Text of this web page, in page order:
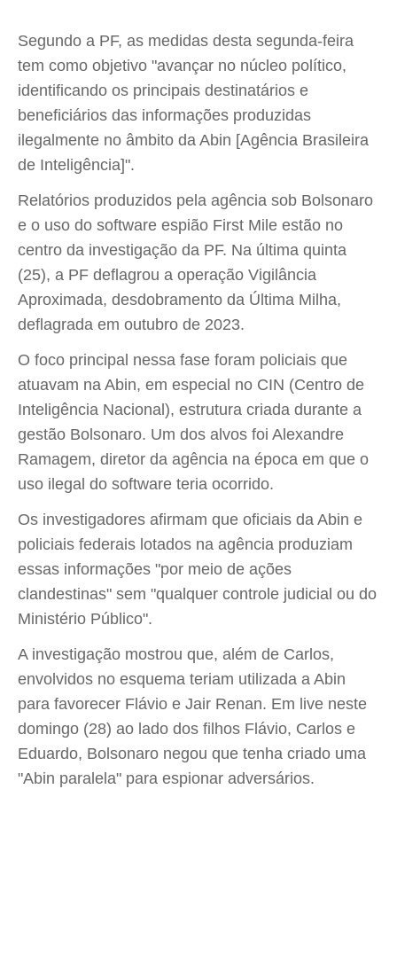
Segundo a PF, as medidas desta segunda-feira
tem como objetivo "avançar no núcleo político,
identificando os principais destinatários e
beneficiários das informações produzidas
ilegalmente no âmbito da Abin [Agência Brasileira
de Inteligência]".
Relatórios produzidos pela agência sob Bolsonaro
e o uso do software espião First Mile estão no
centro da investigação da PF. Na última quinta
(25), a PF deflagrou a operação Vigilância
Aproximada, desdobramento da Última Milha,
deflagrada em outubro de 2023.
O foco principal nessa fase foram policiais que
atuavam na Abin, em especial no CIN (Centro de
Inteligência Nacional), estrutura criada durante a
gestão Bolsonaro. Um dos alvos foi Alexandre
Ramagem, diretor da agência na época em que o
uso ilegal do software teria ocorrido.
Os investigadores afirmam que oficiais da Abin e
policiais federais lotados na agência produziam
essas informações "por meio de ações
clandestinas" sem "qualquer controle judicial ou do
Ministério Público".
A investigação mostrou que, além de Carlos,
envolvidos no esquema teriam utilizada a Abin
para favorecer Flávio e Jair Renan. Em live neste
domingo (28) ao lado dos filhos Flávio, Carlos e
Eduardo, Bolsonaro negou que tenha criado uma
"Abin paralela" para espionar adversários.